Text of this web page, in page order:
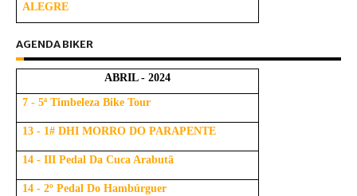
ALEGRE
AGENDA BIKER
ABRIL - 2024
7 - 5ª Timbeleza Bike Tour
13 - 1# DHI MORRO DO PARAPENTE
14 - III Pedal Da Cuca Arabutã
14 - 2º Pedal Do Hambúrguer